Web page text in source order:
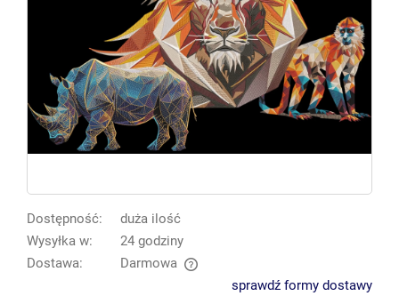
Dostępność:
duża ilość
Wysyłka w:
24 godziny
Dostawa:
Darmowa
Cena nie zawiera ewentualnych kosztów płatnościsprawdź formy dostawy